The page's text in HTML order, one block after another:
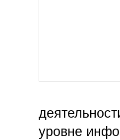
уровне